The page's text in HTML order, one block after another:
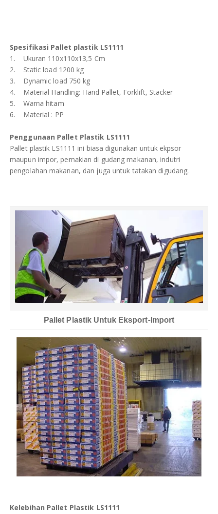
Spesifikasi Pallet plastik LS1111
1. Ukuran 110x110x13,5 Cm
2. Static load 1200 kg
3. Dynamic load 750 kg
4. Material Handling: Hand Pallet, Forklift, Stacker
5. Warna hitam
6. Material : PP
Penggunaan Pallet Plastik LS1111
Pallet plastik LS1111 ini biasa digunakan untuk ekpsor
maupun impor, pemakian di gudang makanan, indutri
pengolahan makanan, dan juga untuk tatakan digudang.
Pallet Plastik Untuk Eksport-Import
Kelebihan Pallet Plastik LS1111